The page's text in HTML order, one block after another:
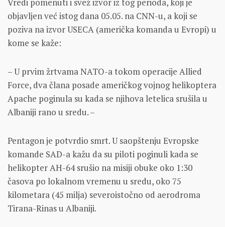
objavljen već istog dana 05.05. na CNN-u, a koji se
poziva na izvor USECA (američka komanda u Evropi) u
kome se kaže:
– U prvim žrtvama NATO-a tokom operacije Allied
Force, dva člana posade američkog vojnog helikoptera
Apache poginula su kada se njihova letelica srušila u
Albaniji rano u sredu. –
Pentagon je potvrdio smrt. U saopštenju Evropske
komande SAD-a kažu da su piloti poginuli kada se
helikopter AH-64 srušio na misiji obuke oko 1:30
časova po lokalnom vremenu u sredu, oko 75
kilometara (45 milja) severoistočno od aerodroma
Tirana-Rinas u Albaniji.